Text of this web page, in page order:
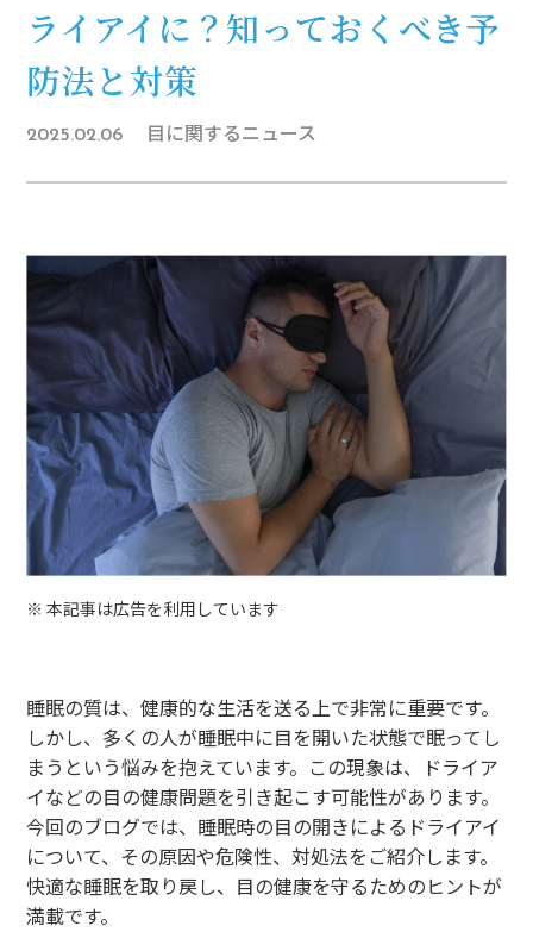
ライアイに？知っておくべき予
防法と対策
2025.02.06 目に関するニュース
※ 本記事は広告を利用しています
睡眠の質は、健康的な生活を送る上で非常に重要です。
しかし、多くの人が睡眠中に目を開いた状態で眠ってし
まうという悩みを抱えています。この現象は、ドライア
イなどの目の健康問題を引き起こす可能性があります。
今回のブログでは、睡眠時の目の開きによるドライアイ
について、その原因や危険性、対処法をご紹介します。
快適な睡眠を取り戻し、目の健康を守るためのヒントが
満載です。